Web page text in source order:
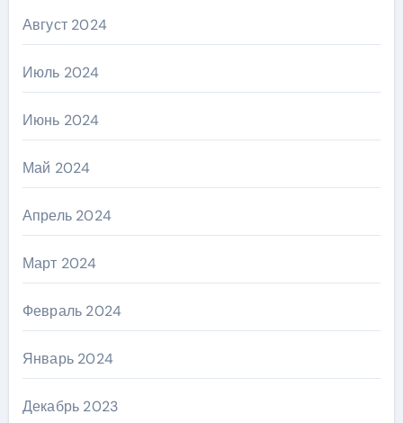
Август 2024
Июль 2024
Июнь 2024
Май 2024
Апрель 2024
Март 2024
Февраль 2024
Январь 2024
Декабрь 2023